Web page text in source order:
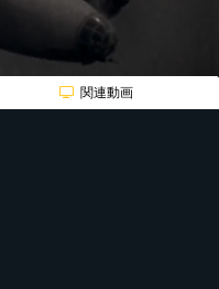
関連動画